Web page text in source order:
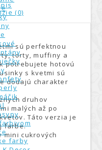
farby
(0)
sú perfektnou
torty, muffiny a
potrebujete hotovú
s kvetmi sú
dodajú charakter
druhov
malých až po
Táto verzia je
farbe.
mini cukrových